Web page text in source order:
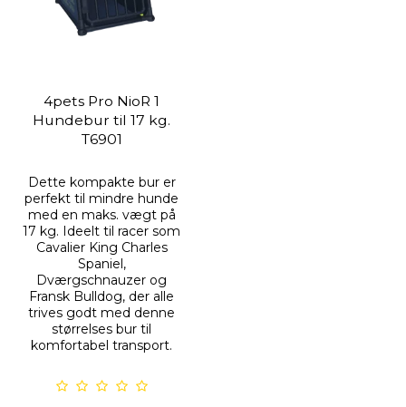
4pets Pro NioR 1
Hundebur til 17 kg.
T6901
Dette kompakte bur er
perfekt til mindre hunde
med en maks. vægt på
17 kg. Ideelt til racer som
Cavalier King Charles
Spaniel,
Dværgschnauzer og
Fransk Bulldog, der alle
trives godt med denne
størrelses bur til
komfortabel transport.